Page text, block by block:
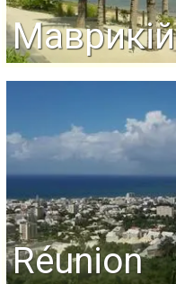
Маврикій
Réunion